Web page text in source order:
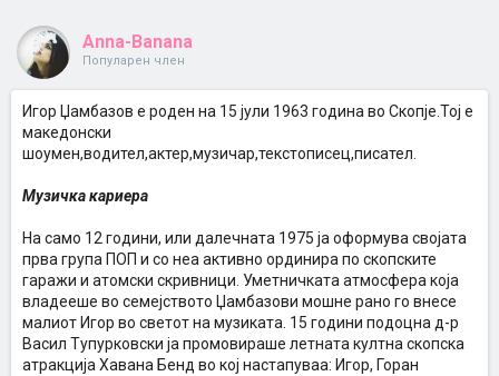
Anna-Banana
Популарен член
Игор Џамбазов е роден на 15 јули 1963 година во Скопје.Тој е
македонски
шоумен,водител,актер,музичар,текстописец,писател.
Музичка кариера
На само 12 години, или далечната 1975 ја оформува својата
прва група ПОП и со неа активно ординира по скопските
гаражи и атомски скривници. Уметничката атмосфера која
владееше во семејството Џамбазови мошне рано го внесе
малиот Игор во светот на музиката. 15 години подоцна д-р
Васил Тупурковски ја промовираше летната култна скопска
атракција Хавана Бенд во кој настапуваа: Игор, Горан